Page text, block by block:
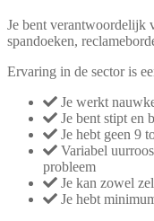
Je bent verantwoordelijk
spandoeken,
Ervaring in de sector is
Je werkt
Je bent stipt en
Je hebt geen 9
Variabel
probleem
Je kan zowel
Je hebt